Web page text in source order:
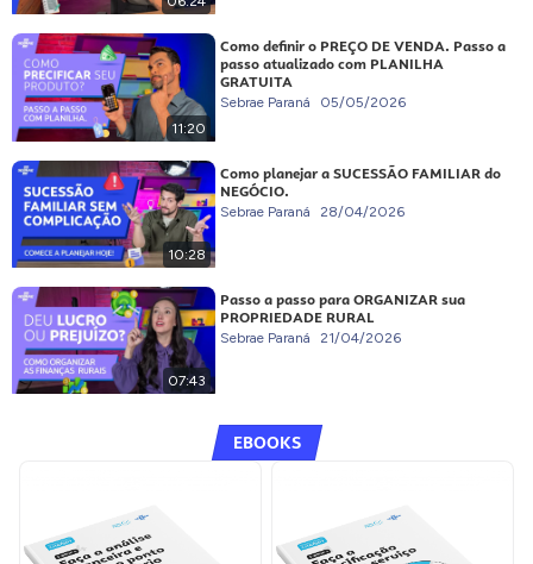
11:20
Como definir o PREÇO DE VENDA. Passo a
passo atualizado com PLANILHA
GRATUITA
Sebrae Paraná 05/05/2026
10:28
Como planejar a SUCESSÃO FAMILIAR do
NEGÓCIO.
Sebrae Paraná 28/04/2026
07:43
Passo a passo para ORGANIZAR sua
PROPRIEDADE RURAL
Sebrae Paraná 21/04/2026
EBOOKS